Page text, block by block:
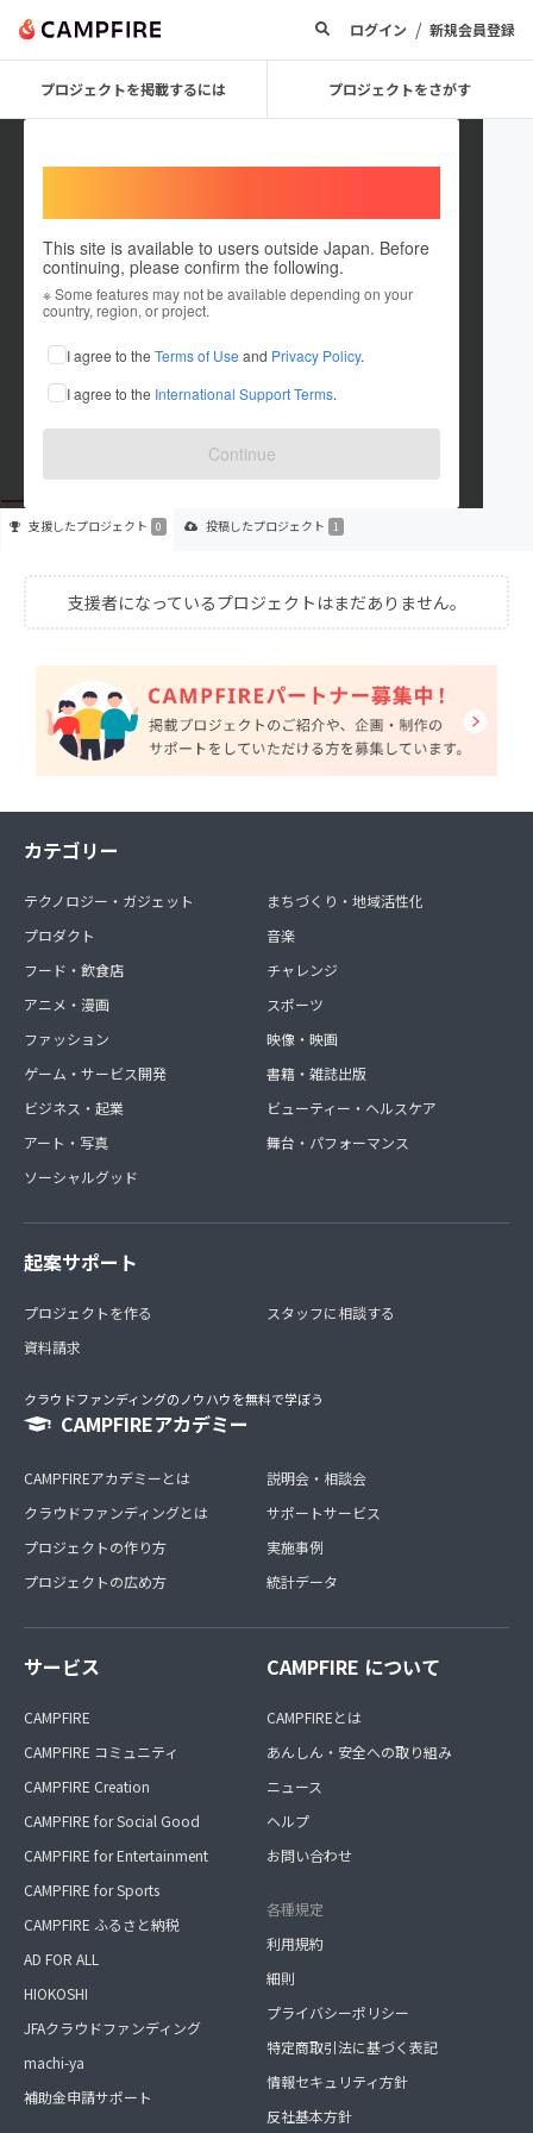
ログイン / 新規会員登録
プロジェクトを掲載するには プロジェクトをさがす
This site is available to users outside Japan. Before
continuing, please confirm the following.
※ Some features may not be available depending on your
country, region, or project.
I agree to the Terms of Use and Privacy Policy.
I agree to the International Support Terms.
Continue
kodomoterasu
これまでに1件のプロジェクトを投稿しています
在住国：未設定
出身国：未設定
支援したプロジェクト 0 投稿したプロジェクト 1
支援者になっているプロジェクトはまだありません。
カテゴリー
テクノロジー・ガジェット
プロダクト
フード・飲食店
アニメ・漫画
ファッション
ゲーム・サービス開発
ビジネス・起業
アート・写真
ソーシャルグッド
まちづくり・地域活性化
音楽
チャレンジ
スポーツ
映像・映画
書籍・雑誌出版
ビューティー・ヘルスケア
舞台・パフォーマンス
起案サポート
プロジェクトを作る
資料請求
スタッフに相談する
クラウドファンディングのノウハウを無料で学ぼう
CAMPFIREアカデミー
CAMPFIREアカデミーとは
クラウドファンディングとは
プロジェクトの作り方
プロジェクトの広め方
説明会・相談会
サポートサービス
実施事例
統計データ
サービス
CAMPFIRE
CAMPFIRE コミュニティ
CAMPFIRE Creation
CAMPFIRE for Social Good
CAMPFIRE for Entertainment
CAMPFIRE for Sports
CAMPFIRE ふるさと納税
AD FOR ALL
HIOKOSHI
JFAクラウドファンディング
machi-ya
補助金申請サポート
CAMPFIRE について
CAMPFIREとは
あんしん・安全への取り組み
ニュース
ヘルプ
お問い合わせ
各種規定
利用規約
細則
プライバシーポリシー
特定商取引法に基づく表記
情報セキュリティ方針
反社基本方針